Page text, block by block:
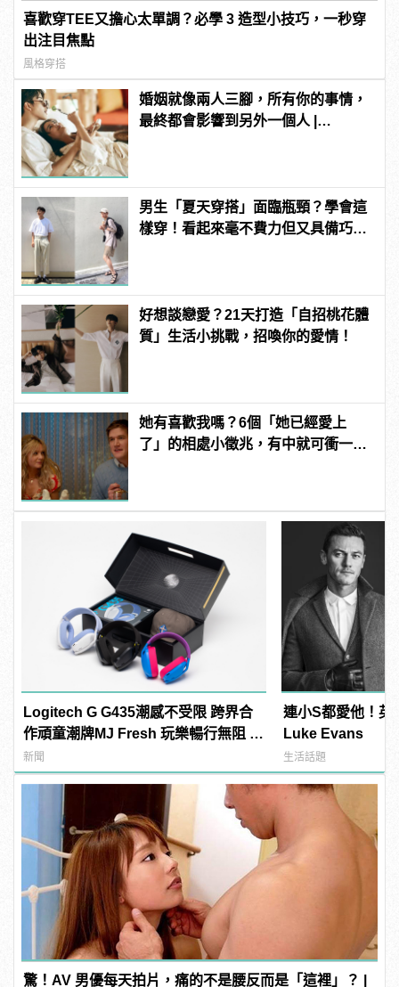
喜歡穿TEE又擔心太單調？必學 3 造型小技巧，一秒穿
出注目焦點
風格穿搭
婚姻就像兩人三腳，所有你的事情，
最終都會影響到另外一個人 |
男生「夏天穿搭」面臨瓶頸？學會這
樣穿！看起來毫不費力但又具備巧
好想談戀愛？21天打造「自招桃花體
質」生活小挑戰，招喚你的愛情！
她有喜歡我嗎？6個「她已經愛上
了」的相處小徵兆，有中就可衝一
Logitech G G435潮感不受限 跨界合
作頑童潮牌MJ Fresh 玩樂暢行無阻 |
manfashion這樣變型男
新聞
連小S都愛他！英
Luke Evans
生活話題
驚！AV 男優每天拍片，痛的不是腰反而是「這裡」？ |